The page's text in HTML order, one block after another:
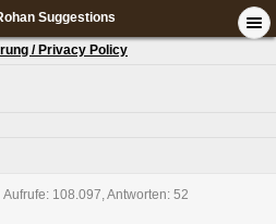
Suggestions
/ Privacy Policy
Aufrufe: 108.097, Antworten: 52